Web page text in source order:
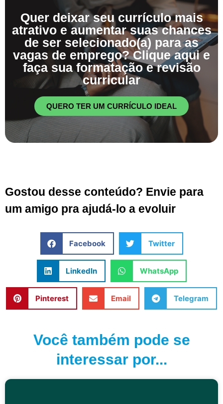
Quer deixar seu currículo mais
atrativo e aumentar suas chances
de ser selecionado(a) para as
vagas de emprego? Clique aqui e
faça sua formatação e revisão
curricular
QUERO TER UM CURRÍCULO IDEAL
Gostou desse conteúdo? Envie para
um amigo pra ajudá-lo a evoluir
Facebook Twitter
LinkedIn WhatsApp
Pinterest Email Telegram
Você também pode se
interessar por...